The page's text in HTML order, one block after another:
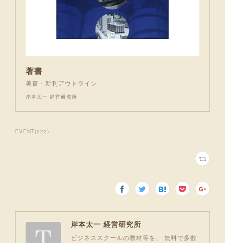
著書
著書 - 新刊アウトライン
岸本太一 経営研究所
EVENT(222)
岸本太一 経営研究所
ビジネススクールの教材等を、 無料で多数